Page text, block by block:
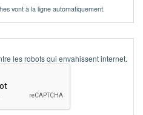
vont à la ligne automatiquement.
les robots qui envahissent internet.